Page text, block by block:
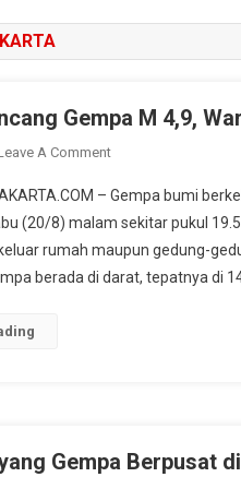
Gempa M 4,9,
A CommentOn
Diguncang
Gempa
M
4,9,
– Gempa bumi
(20/8) malam sekitar pukul
rumah maupun gedung-
berada di darat, tepatnya di
Gempa Berpusat